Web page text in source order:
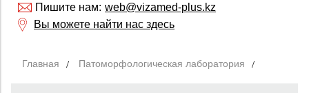
Пишите нам: web@vizamed-plus.kz
Вы можете найти нас здесь
Главная Патоморфологическая лаборатория